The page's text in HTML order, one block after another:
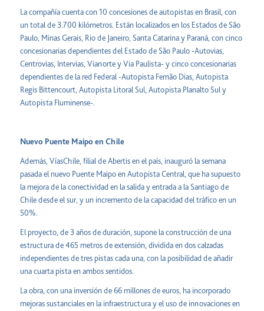
La compañía cuenta con 10 concesiones de autopistas en Brasil, con
un total de 3.700 kilómetros. Están localizados en los Estados de São
Paulo, Minas Gerais, Rio de Janeiro, Santa Catarina y Paraná, con cinco
concesionarias dependientes del Estado de São Paulo -Autovias,
Centrovias, Intervias, Vianorte y Via Paulista- y cinco concesionarias
dependientes de la red Federal -Autopista Fernão Dias, Autopista
Regis Bittencourt, Autopista Litoral Sul, Autopista Planalto Sul y
Autopista Fluminense-.
Nuevo Puente Maipo en Chile
Además, VíasChile, filial de Abertis en el país, inauguró la semana
pasada el nuevo Puente Maipo en Autopista Central, que ha supuesto
la mejora de la conectividad en la salida y entrada a la Santiago de
Chile desde el sur, y un incremento de la capacidad del tráfico en un
50%.
El proyecto, de 3 años de duración, supone la construcción de una
estructura de 465 metros de extensión, dividida en dos calzadas
independientes de tres pistas cada una, con la posibilidad de añadir
una cuarta pista en ambos sentidos.
La obra, con una inversión de 66 millones de euros, ha incorporado
mejoras sustanciales en la infraestructura y el uso de innovaciones en